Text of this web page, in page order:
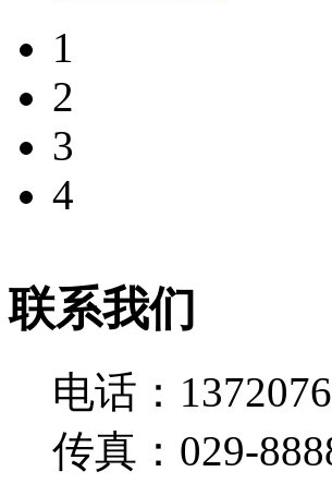
1
2
3
4
联系我们
电话：
传真：029-